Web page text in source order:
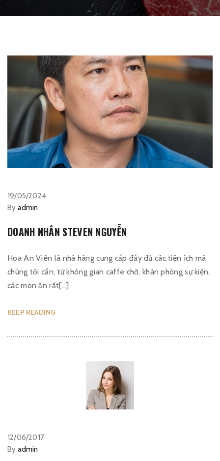
19/05/2024
By admin
DOANH NHÂN STEVEN NGUYỄN
Hoa An Viên là nhà hàng cung cấp đầy đủ các tiện ích mà
chúng tôi cần, từ không gian caffe chờ, khán phòng sự kiện,
các món ăn rất[…]
KEEP READING
12/06/2017
By admin